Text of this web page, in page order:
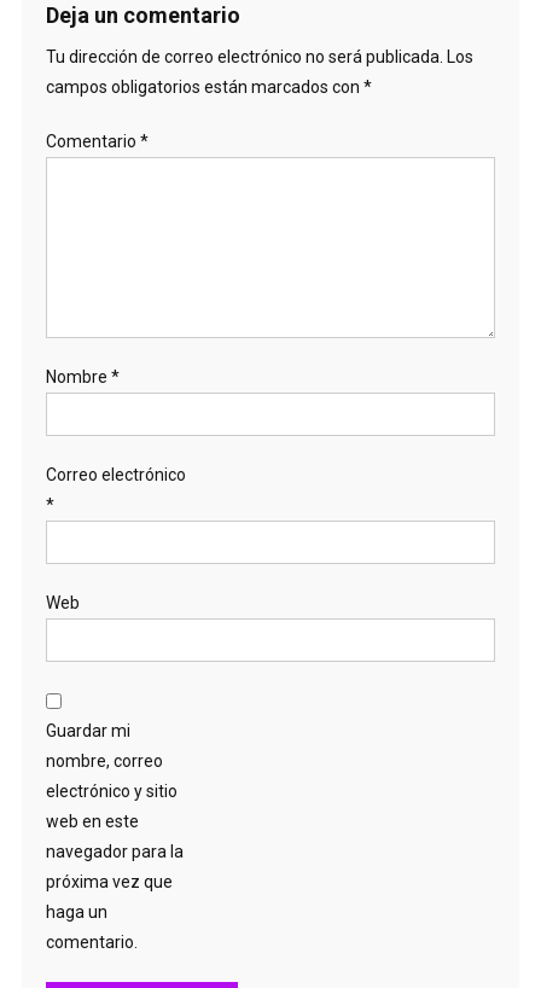
Deja un comentario
Tu dirección de correo electrónico no será publicada. Los
campos obligatorios están marcados con *
Comentario *
Nombre *
Correo electrónico
*
Web
Guardar mi
nombre, correo
electrónico y sitio
web en este
navegador para la
próxima vez que
haga un
comentario.